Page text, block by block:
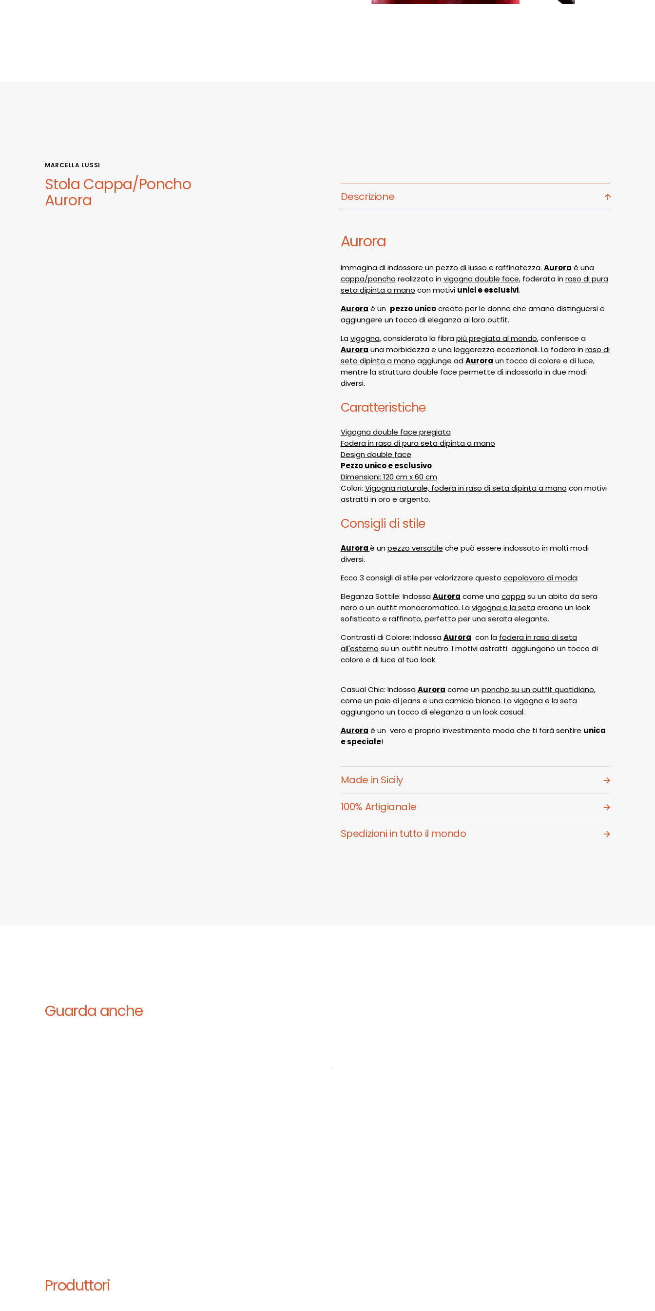
MARCELLA LUSSI
Stola Cappa/Poncho
Aurora Descrizione
Aurora
Immagina di indossare un pezzo di lusso e raffinatezza. Aurora è una
cappa/poncho realizzata invigogna double face, foderata inraso di pura
seta dipinta a mano con motivi unici e esclusivi.
Aurora è un pezzo unicocreato per le donne che amano distinguersi e
aggiungere un tocco di eleganza ai loro outfit.
Lavigogna, considerata la fibrapiù pregiata al mondo, conferisce a
Aurora una morbidezza e una leggerezza eccezionali. La fodera inraso di
seta dipinta a mano aggiunge adAurora un tocco di colore e di luce,
mentre la struttura double face permette di indossarla in due modi
diversi.
Caratteristiche
Vigogna double face pregiata
Fodera in raso di pura seta dipinta a mano
Design double face
Pezzo unico e esclusivo
Dimensioni: 120 cm x 60 cm
Colori: Vigogna naturale, fodera in raso di seta dipinta a mano con motivi
astratti in oro e argento.
Consigli di stile
Auroraè unpezzo versatile che può essere indossato in molti modi
diversi.
Ecco 3 consigli di stile per valorizzare questo capolavoro di moda:
Eleganza Sottile: IndossaAurora come unacappasu un abito da sera
nero o un outfit monocromatico. Lavigogna e la setacreano un look
sofisticato e raffinato, perfetto per una serata elegante.
Contrasti di Colore: IndossaAurora con la fodera in raso di seta
all'esterno su un outfit neutro. I motivi astratti aggiungono un tocco di
colore e di luce al tuo look.
Casual Chic: IndossaAurora come unponcho su un outfit quotidiano,
come un paio di jeans e una camicia bianca. Lavigogna e la seta
aggiungono un tocco di eleganza a un look casual.
Aurora è un vero e proprio investimento moda che ti farà sentire unica
e speciale!
Made in Sicily
100% Artigianale
Spedizioni in tutto il mondo
Guarda anche
Produttori